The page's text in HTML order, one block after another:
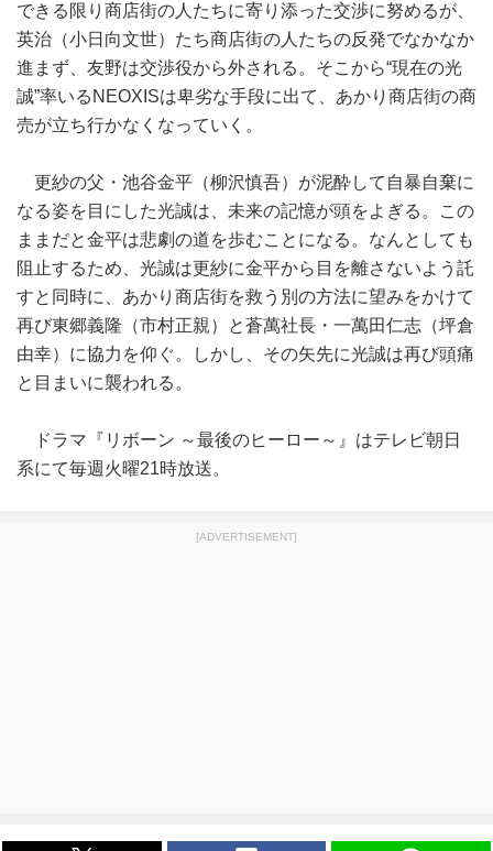
できる限り商店街の人たちに寄り添った交渉に努めるが、
英治（小日向文世）たち商店街の人たちの反発でなかなか
進まず、友野は交渉役から外される。そこから“現在の光
誠”率いるNEOXISは卑劣な手段に出て、あかり商店街の商
売が立ち行かなくなっていく。
更紗の父・池谷金平（柳沢慎吾）が泥酔して自暴自棄に
なる姿を目にした光誠は、未来の記憶が頭をよぎる。この
ままだと金平は悲劇の道を歩むことになる。なんとしても
阻止するため、光誠は更紗に金平から目を離さないよう託
すと同時に、あかり商店街を救う別の方法に望みをかけて
再び東郷義隆（市村正親）と蒼萬社長・一萬田仁志（坪倉
由幸）に協力を仰ぐ。しかし、その矢先に光誠は再び頭痛
と目まいに襲われる。
ドラマ『リボーン ～最後のヒーロー～』はテレビ朝日
系にて毎週火曜21時放送。
[ADVERTISEMENT]